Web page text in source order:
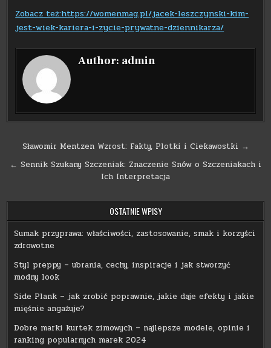
Zobacz też:https://womenmag.pl/jacek-leszczynski-kim-
jest-wiek-kariera-i-zycie-prywatne-dziennikarza/
Author: admin
Nawigacja
wpisu
Sławomir Mentzen Wzrost: Fakty, Plotki i Ciekawostki →
← Sennik Szukany Szczeniak: Znaczenie Snów o Szczeniakach i
Ich Interpretacja
OSTATNIE WPISY
Sumak przyprawa: właściwości, zastosowanie, smak i korzyści
zdrowotne
Styl preppy – ubrania, cechy, inspiracje i jak stworzyć
modny look
Side Plank – jak zrobić poprawnie, jakie daje efekty i jakie
mięśnie angażuje?
Dobre marki kurtek zimowych – najlepsze modele, opinie i
ranking popularnych marek 2024